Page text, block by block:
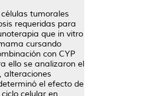
tumorales
requeridas para
que in vitro
cursando
con CYP
ello se analizaron el
alteraciones
el efecto de
celular en